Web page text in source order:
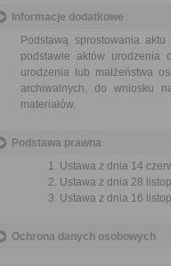
Informacje dodatkowe
Podstawą sprostowania
podstawie aktów urodzenia
urodzenia lub małżeństwa
archiwalnych, do wniosku
materiałów.
Podstawa prawna
Ustawa z dnia 14
Ustawa z dnia 28
Ustawa z dnia 16
Ochrona danych osobowych